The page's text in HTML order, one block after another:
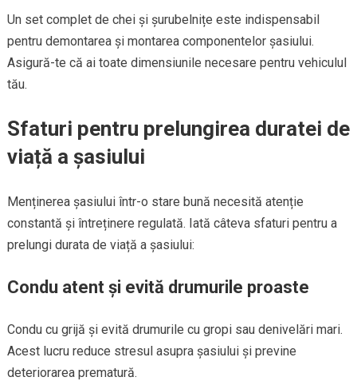
Un set complet de chei și șurubelnițe este indispensabil
pentru demontarea și montarea componentelor șasiului.
Asigură-te că ai toate dimensiunile necesare pentru vehiculul
tău.
Sfaturi pentru prelungirea duratei de
viață a șasiului
Menținerea șasiului într-o stare bună necesită atenție
constantă și întreținere regulată. Iată câteva sfaturi pentru a
prelungi durata de viață a șasiului:
Condu atent și evită drumurile proaste
Condu cu grijă și evită drumurile cu gropi sau denivelări mari.
Acest lucru reduce stresul asupra șasiului și previne
deteriorarea prematură.